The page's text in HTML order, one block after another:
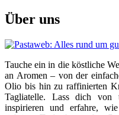
Über uns
Tauche ein in die köstliche
an Aromen – von der
Olio bis hin zu raffinierten
Tagliatelle. Lass dich von
inspirieren und erfahre,